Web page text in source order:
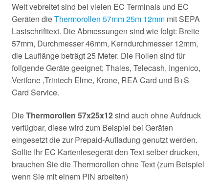
Weit vebreitet sind bei vielen EC Terminals und EC
Geräten dieThermorollen 57mm 25m 12mm mit SEPA
Lastschrifttext. Die Abmessungen sind wie folgt: Breite
57mm, Durchmesser 46mm, Kerndurchmesser 12mm,
die Lauflänge beträgt 25 Meter. Die Rollen sind für
follgende Geräte geeignet; Thales, Telecash, Ingenico,
Verifone ,Trintech Elme, Krone, REA Card und B+S
Card Service.
DieThermorollen 57x25x12sind auch ohne Aufdruck
verfügbar, diese wird zum Beispiel bei Geräten
eingesetzt die zur Prepaid-Aufladung genutzt werden.
Sollte Ihr EC Kartenlesegerät den Text selber drucken,
brauchen Sie die Thermorollen ohne Text (zum Beispiel
wenn Sie mit einem PIN arbeiten)